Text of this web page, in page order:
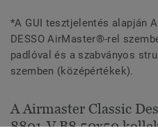
*A GUI tesztjelentés alapján
DESSO AirMaster®-rel
padlóval és a szabványos
szemben (középértékek).
A Airmaster Classic
8801-V B8 50x50